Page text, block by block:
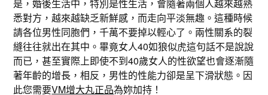
是，婚後生活中，特別是性生活，會隨著兩個人越來越熟
悉對方，越來越缺乏新鮮感，而走向平淡無趣。這種時候
請各位男性同胞們，千萬不要掉以輕心了。兩性關系的裂
縫往往就出在其中。畢竟女人40如狼似虎這句話不是說說
而已，甚至實際上即使不到40歲女人的性欲望也會逐漸隨
著年齡的增長，相反，男性的性能力卻是呈下滑狀態。因
此您需要VM增大丸正品為妳加持！